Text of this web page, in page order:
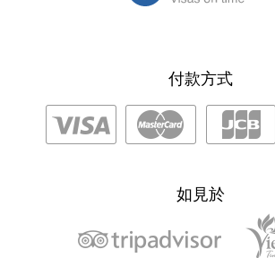
付款方式
如見於